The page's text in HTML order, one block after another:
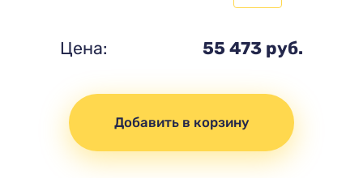
Цена: 55 473 руб.
Добавить в корзину